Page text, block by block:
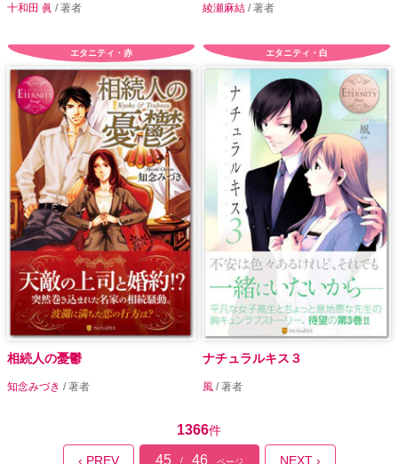
十和田 眞 / 著者 綾瀬麻結 / 著者
エタニティ・赤
相続人の憂鬱
知念みづき / 著者
エタニティ・白
ナチュラルキス３
風 / 著者
1366件
‹ PREV 45 / 46 ページ NEXT ›